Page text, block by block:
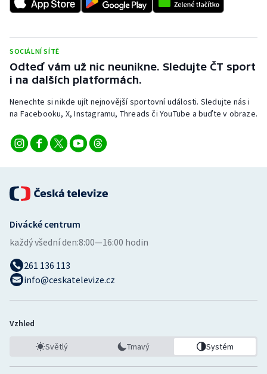
SOCIÁLNÍ SÍTĚ
Odteď vám už nic neunikne. Sledujte ČT sport
i na dalších platformách.
Nenechte si nikde ujít nejnovější sportovní události. Sledujte nás i
na Facebooku, X, Instagramu, Threads či YouTube a buďte v obraze.
Divácké centrum
každý všední den:8:00—16:00 hodin
261 136 113
info@ceskatelevize.cz
Vzhled
Světlý Tmavý Systém